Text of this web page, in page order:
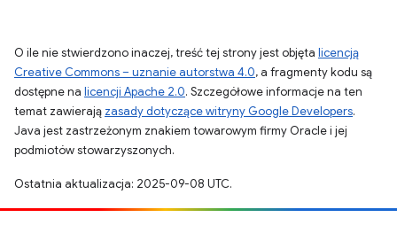
O ile nie stwierdzono inaczej, treść tej strony jest objęta licencją
Creative Commons – uznanie autorstwa 4.0, a fragmenty kodu są
dostępne na licencji Apache 2.0. Szczegółowe informacje na ten
temat zawierają zasady dotyczące witryny Google Developers.
Java jest zastrzeżonym znakiem towarowym firmy Oracle i jej
podmiotów stowarzyszonych.
Ostatnia aktualizacja: 2025-09-08 UTC.